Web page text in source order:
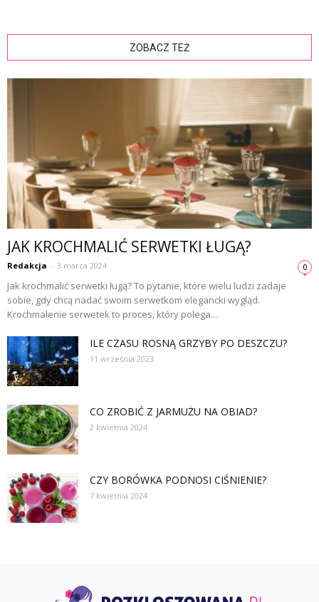
ZOBACZ TEŻ
JAK KROCHMALIĆ SERWETKI ŁUGĄ?
Redakcja - 3 marca 2024 0
Jak krochmalić serwetki ługą? To pytanie, które wielu ludzi zadaje
sobie, gdy chcą nadać swoim serwetkom elegancki wygląd.
Krochmalenie serwetek to proces, który polega...
ILE CZASU ROSNĄ GRZYBY PO DESZCZU?
11 września 2023
CO ZROBIĆ Z JARMUŻU NA OBIAD?
2 kwietnia 2024
CZY BORÓWKA PODNOSI CIŚNIENIE?
7 kwietnia 2024